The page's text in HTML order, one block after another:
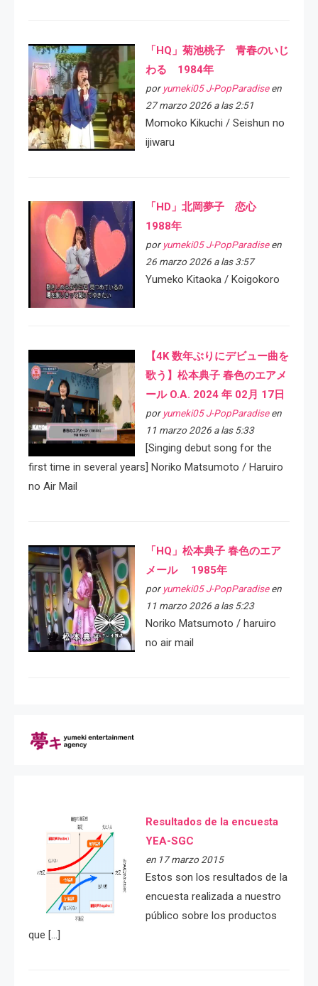
「HQ」菊池桃子 青春のいじ
わる 1984年
por yumeki05 J-PopParadiseen
27 marzo 2026 a las 2:51
Momoko Kikuchi / Seishun no
ijiwaru
「HD」北岡夢子 恋心
1988年
por yumeki05 J-PopParadiseen
26 marzo 2026 a las 3:57
Yumeko Kitaoka / Koigokoro
【4K 数年ぶりにデビュー曲を
歌う】松本典子 春色のエアメ
ール O.A. 2024 年 02月 17日
por yumeki05 J-PopParadiseen
11 marzo 2026 a las 5:33
[Singing debut song for the
first time in several years] Noriko Matsumoto / Haruiro
no Air Mail
「HQ」松本典子 春色のエア
メール 1985年
por yumeki05 J-PopParadiseen
11 marzo 2026 a las 5:23
Noriko Matsumoto / haruiro
no air mail
Resultados de la encuesta
YEA-SGC
en 17 marzo 2015
Estos son los resultados de la
encuesta realizada a nuestro
público sobre los productos
que […]